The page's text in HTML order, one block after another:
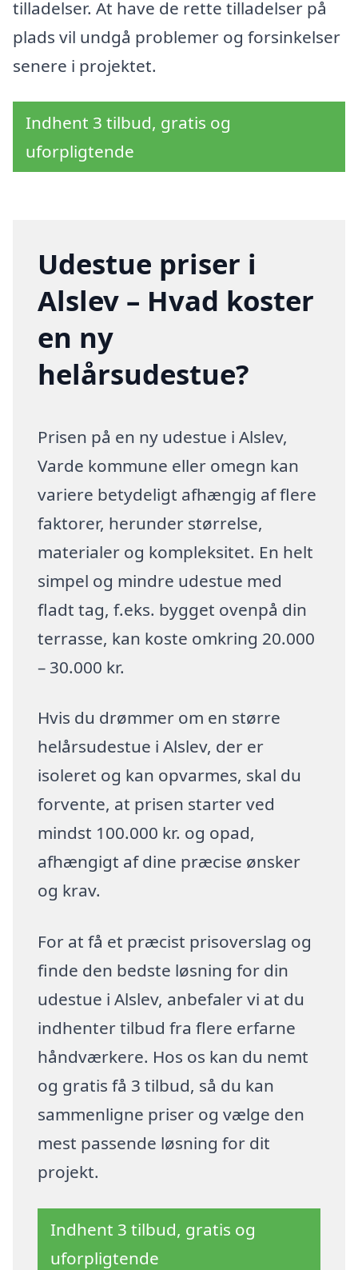
tilladelser. At have de rette tilladelser på
plads vil undgå problemer og forsinkelser
senere i projektet.
Indhent 3 tilbud, gratis og
uforpligtende
Udestue priser i
Alslev – Hvad koster
en ny
helårsudestue?
Prisen på en ny udestue i Alslev,
Varde kommune eller omegn kan
variere betydeligt afhængig af flere
faktorer, herunder størrelse,
materialer og kompleksitet. En helt
simpel og mindre udestue med
fladt tag, f.eks. bygget ovenpå din
terrasse, kan koste omkring 20.000
– 30.000 kr.
Hvis du drømmer om en større
helårsudestue i Alslev, der er
isoleret og kan opvarmes, skal du
forvente, at prisen starter ved
mindst 100.000 kr. og opad,
afhængigt af dine præcise ønsker
og krav.
For at få et præcist prisoverslag og
finde den bedste løsning for din
udestue i Alslev, anbefaler vi at du
indhenter tilbud fra flere erfarne
håndværkere. Hos os kan du nemt
og gratis få 3 tilbud, så du kan
sammenligne priser og vælge den
mest passende løsning for dit
projekt.
Indhent 3 tilbud, gratis og
uforpligtende